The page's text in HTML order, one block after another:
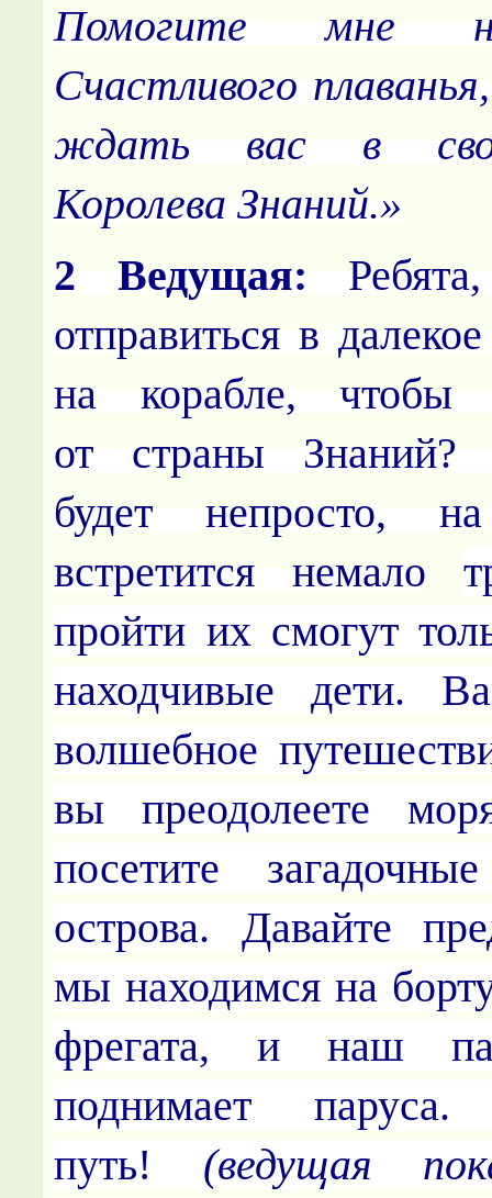
Помогите мне
Счастливого
ждать вас в
Королева Знаний.»
2 Ведущая:
отправиться в
на корабле, чтобы
от страны Знаний?
будет непросто,
встретится немало
пройти их смогут
находчивые дети.
волшебное
вы преодолеете
посетите
острова.
Давайте
мы находимся на
фрегата, и наш
поднимает
путь! (ведущая